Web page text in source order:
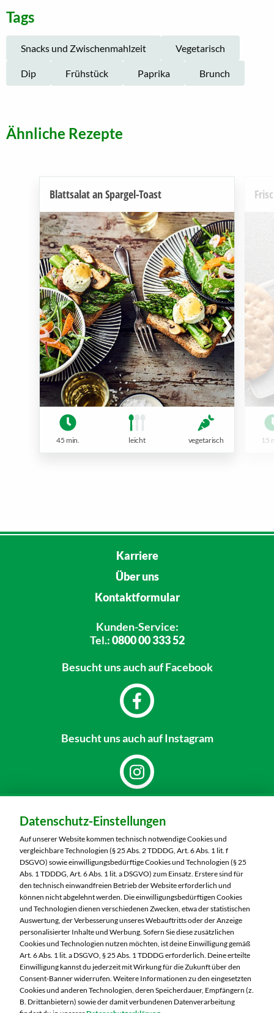
Tags
Snacks und Zwischenmahlzeit Vegetarisch
Dip Frühstück Paprika Brunch
Ähnliche Rezepte
Blattsalat an Spargel-Toast
45 min. leicht vegetarisch 15
Karriere
Über uns
Kontaktformular
Kunden-Service:
Tel.:0800 00 333 52
Besucht unsauch auf Facebook
Besucht unsauch auf Instagram
MARKTKAUF Bautzen
Niederkainaer Straße 14
02625 Bautzen
Telefon:03591 6280
Markt ändern
Öffnungszeiten diese Woche:
Mo:
07:00 – 20:00 Uhr
Di:
07:00 – 20:00 Uhr
Mi:
07:00 – 20:00 Uhr
Do:
07:00 – 21:00 Uhr
Fr:
07:00 – 21:00 Uhr
Datenschutz-Einstellungen
Auf unserer Website kommen technisch notwendige Cookies und
vergleichbare Technologien (§ 25 Abs. 2 TDDDG, Art. 6 Abs. 1 lit. f
DSGVO) sowie einwilligungsbedürftige Cookies und Technologien (§ 25
Abs. 1 TDDDG, Art. 6 Abs. 1 lit. a DSGVO) zum Einsatz. Erstere sind für
den technisch einwandfreien Betrieb der Website erforderlich und
können nicht abgelehnt werden. Die einwilligungsbedürftigen Cookies
und Technologien dienen verschiedenen Zwecken, etwa der statistischen
Auswertung, der Verbesserung unseres Webauftritts oder der Anzeige
personalisierter Inhalte und Werbung. Sofern Sie diese zusätzlichen
Cookies und Technologien nutzen möchten, ist deine Einwilligung gemäß
Art. 6 Abs. 1 lit. a DSGVO, § 25 Abs. 1 TDDDG erforderlich. Deine erteilte
Einwilligung kannst du jederzeit mit Wirkung für die Zukunft über den
Consent-Banner widerrufen. Weitere Informationen zu den eingesetzten
Cookies und anderen Technologien, deren Speicherdauer, Empfängern (z.
B. Drittanbietern) sowie der damit verbundenen Datenverarbeitung